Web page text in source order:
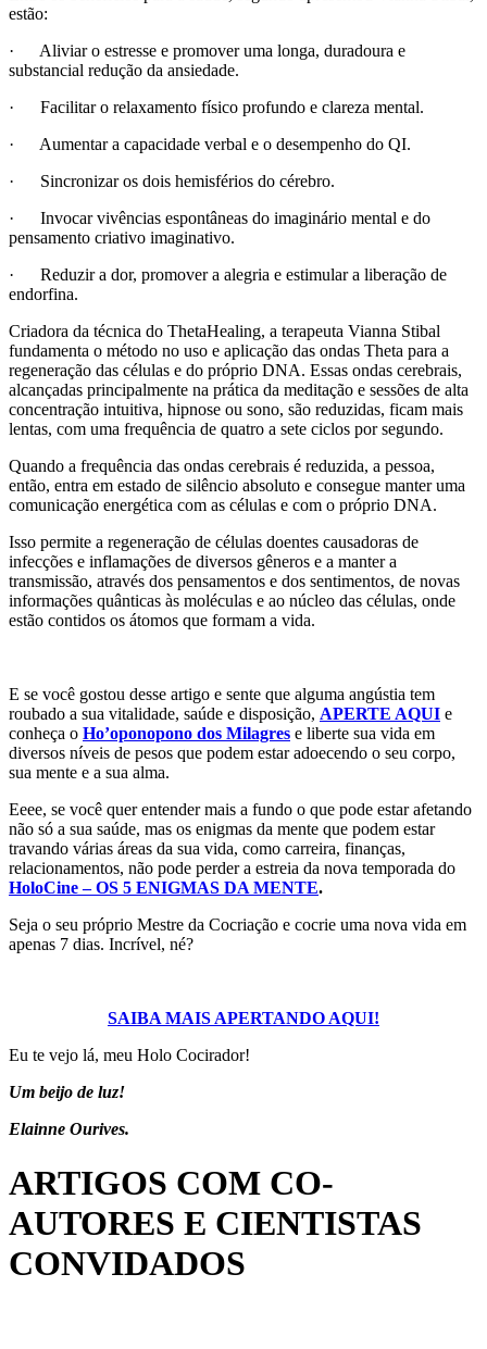
estão:
· Aliviar o estresse e promover uma longa, duradoura e
substancial redução da ansiedade.
· Facilitar o relaxamento físico profundo e clareza mental.
· Aumentar a capacidade verbal e o desempenho do QI.
· Sincronizar os dois hemisférios do cérebro.
· Invocar vivências espontâneas do imaginário mental e do
pensamento criativo imaginativo.
· Reduzir a dor, promover a alegria e estimular a liberação de
endorfina.
Criadora da técnica do ThetaHealing, a terapeuta Vianna Stibal
fundamenta o método no uso e aplicação das ondas Theta para a
regeneração das células e do próprio DNA. Essas ondas cerebrais,
alcançadas principalmente na prática da meditação e sessões de alta
concentração intuitiva, hipnose ou sono, são reduzidas, ficam mais
lentas, com uma frequência de quatro a sete ciclos por segundo.
Quando a frequência das ondas cerebrais é reduzida, a pessoa,
então, entra em estado de silêncio absoluto e consegue manter uma
comunicação energética com as células e com o próprio DNA.
Isso permite a regeneração de células doentes causadoras de
infecções e inflamações de diversos gêneros e a manter a
transmissão, através dos pensamentos e dos sentimentos, de novas
informações quânticas às moléculas e ao núcleo das células, onde
estão contidos os átomos que formam a vida.
E se você gostou desse artigo e sente que alguma angústia tem
roubado a sua vitalidade, saúde e disposição, APERTE AQUI e
conheça o Ho’oponopono dos Milagres e liberte sua vida em
diversos níveis de pesos que podem estar adoecendo o seu corpo,
sua mente e a sua alma.
Eeee, se você quer entender mais a fundo o que pode estar afetando
não só a sua saúde, mas os enigmas da mente que podem estar
travando várias áreas da sua vida, como carreira, finanças,
relacionamentos, não pode perder a estreia da nova temporada do
HoloCine – OS 5 ENIGMAS DA MENTE.
Seja o seu próprio Mestre da Cocriação e cocrie uma nova vida em
apenas 7 dias. Incrível, né?
SAIBA MAIS APERTANDO AQUI!
Eu te vejo lá, meu Holo Cocirador!
Um beijo de luz!
Elainne Ourives.
ARTIGOS COM CO-
AUTORES E CIENTISTAS
CONVIDADOS